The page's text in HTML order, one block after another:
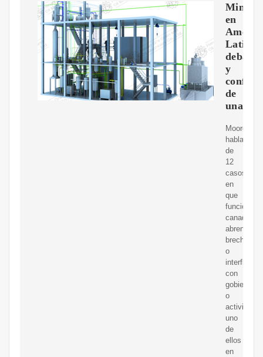
en
Latina:
debates
y
de
una
Moore
habla
de
12
casos
en
que
abren
brecha
o
interfieren
con
gobiernos
o
activistas,
uno
de
ellos
en